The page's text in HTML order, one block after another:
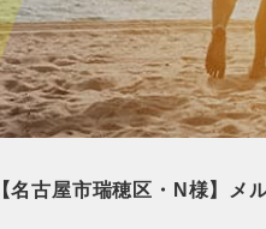
【名古屋市瑞穂区・N様】